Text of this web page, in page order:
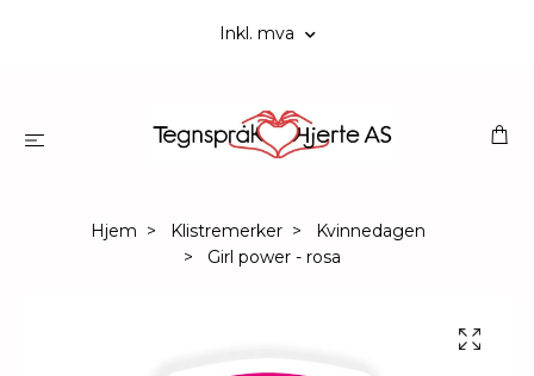
Inkl. mva
Hjem Klistremerker
Kvinnedagen
Girl power - rosa